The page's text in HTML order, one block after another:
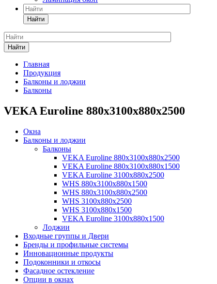
Найти
Найти
Главная
Продукция
Балконы и лоджии
Балконы
VEKA Euroline 880x3100x880x2500
Окна
Балконы и лоджии
Балконы
VEKA Euroline 880x3100x880x2500
VEKA Euroline 880x3100x880x1500
VEKA Euroline 3100x880x2500
WHS 880x3100x880x1500
WHS 880x3100x880x2500
WHS 3100x880x2500
WHS 3100x880x1500
VEKA Euroline 3100x880x1500
Лоджии
Входные группы и Двери
Бренды и профильные системы
Инновационные продукты
Подоконники и откосы
Фасадное остекление
Опции в окнах